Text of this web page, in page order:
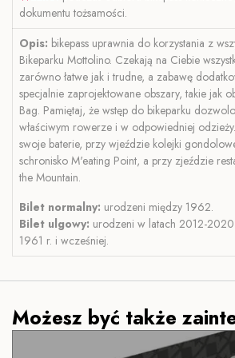
dokumentu tożsamości.
Opis: bikepass uprawnia do korzystania z
Bikeparku Mottolino. Czekają na Ciebie
zarówno łatwe jak i trudne, a zabawę
specjalnie zaprojektowane obszary, takie jak
Bag. Pamiętaj, że wstęp do bikeparku
właściwym rowerze i w odpowiedniej
swoje baterie, przy wjeździe kolejki
schronisko M'eating Point, a przy zjeździe
the Mountain.
Bilet normalny: urodzeni między 1962.
Bilet ulgowy: urodzeni w latach 2012-
1961 r. i wcześniej.
Możesz być także